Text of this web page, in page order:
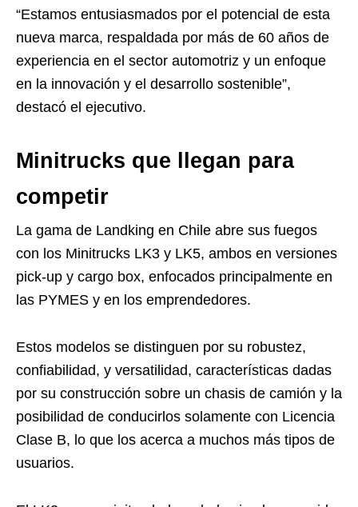
“Estamos entusiasmados por el potencial de esta
nueva marca, respaldada por más de 60 años de
experiencia en el sector automotriz y un enfoque
en la innovación y el desarrollo sostenible”,
destacó el ejecutivo.
Minitrucks que llegan para
competir
La gama de Landking en Chile abre sus fuegos
con los Minitrucks LK3 y LK5, ambos en versiones
pick-up y cargo box, enfocados principalmente en
las PYMES y en los emprendedores.
Estos modelos se distinguen por su robustez,
confiabilidad, y versatilidad, características dadas
por su construcción sobre un chasis de camión y la
posibilidad de conducirlos solamente con Licencia
Clase B, lo que los acerca a muchos más tipos de
usuarios.